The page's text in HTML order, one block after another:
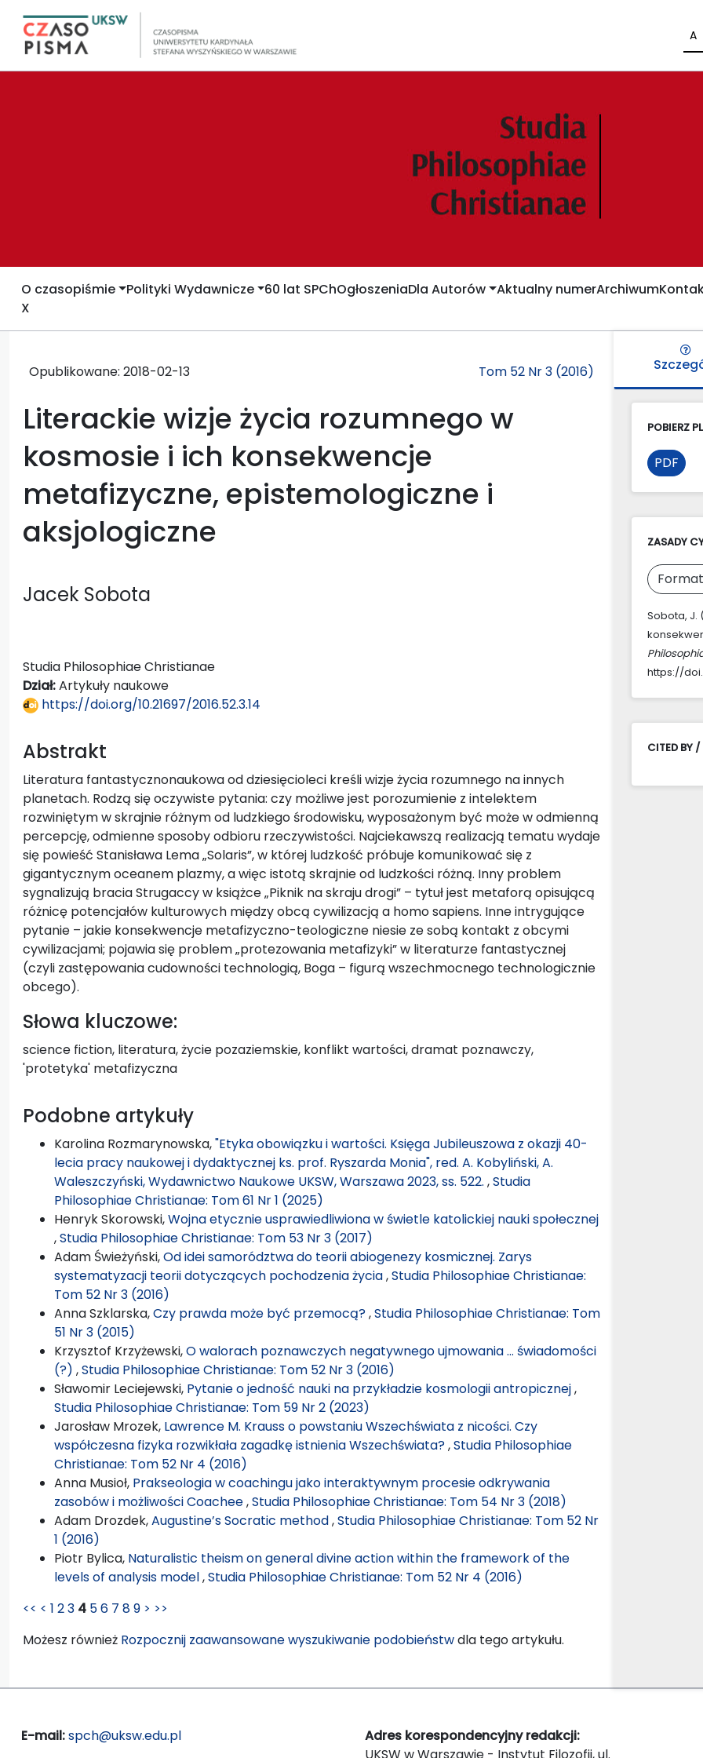
A
O czasopiśmie Polityki Wydawnicze 60 lat SPChOgłoszeniaDla Autorów Aktualny numerArchiwum
X
Opublikowane: 2018-02-13 Tom 52 Nr 3 (2016)
Literackie wizje życia rozumnego w
kosmosie i ich konsekwencje
metafizyczne, epistemologiczne i
aksjologiczne
Jacek Sobota
Studia Philosophiae Christianae
Dział:Artykuły naukowe
https://doi.org/10.21697/2016.52.3.14
Abstrakt
Literatura fantastycznonaukowa od dziesięcioleci kreśli wizje życia rozumnego na innych
planetach. Rodzą się oczywiste pytania: czy możliwe jest porozumienie z intelektem
rozwiniętym w skrajnie różnym od ludzkiego środowisku, wyposażonym być może w odmienną
percepcję, odmienne sposoby odbioru rzeczywistości. Najciekawszą realizacją tematu wydaje
się powieść Stanisława Lema „Solaris”, w której ludzkość próbuje komunikować się z
gigantycznym oceanem plazmy, a więc istotą skrajnie od ludzkości różną. Inny problem
sygnalizują bracia Strugaccy w książce „Piknik na skraju drogi” – tytuł jest metaforą opisującą
różnicę potencjałów kulturowych między obcą cywilizacją a homo sapiens. Inne intrygujące
pytanie – jakie konsekwencje metafizyczno-teologiczne niesie ze sobą kontakt z obcymi
cywilizacjami; pojawia się problem „protezowania metafizyki” w literaturze fantastycznej
(czyli zastępowania cudowności technologią, Boga – figurą wszechmocnego technologicznie
obcego).
Słowa kluczowe:
science fiction, literatura, życie pozaziemskie, konflikt wartości, dramat poznawczy,
'protetyka' metafizyczna
Podobne artykuły
Karolina Rozmarynowska,"Etyka obowiązku i wartości. Księga Jubileuszowa z okazji 40-
lecia pracy naukowej i dydaktycznej ks. prof. Ryszarda Monia", red. A. Kobyliński, A.
Waleszczyński, Wydawnictwo Naukowe UKSW, Warszawa 2023, ss. 522. ,Studia
Philosophiae Christianae: Tom 61 Nr 1 (2025)
Henryk Skorowski,Wojna etycznie usprawiedliwiona w świetle katolickiej nauki społecznej
,Studia Philosophiae Christianae: Tom 53 Nr 3 (2017)
Adam Świeżyński,Od idei samorództwa do teorii abiogenezy kosmicznej. Zarys
systematyzacji teorii dotyczących pochodzenia życia,Studia Philosophiae Christianae:
Tom 52 Nr 3 (2016)
Anna Szklarska,Czy prawda może być przemocą?,Studia Philosophiae Christianae: Tom
51 Nr 3 (2015)
Krzysztof Krzyżewski,O walorach poznawczych negatywnego ujmowania … świadomości
(?) ,Studia Philosophiae Christianae: Tom 52 Nr 3 (2016)
Sławomir Leciejewski, Pytanie o jedność nauki na przykładzie kosmologii antropicznej,
Studia Philosophiae Christianae: Tom 59 Nr 2 (2023)
Jarosław Mrozek, Lawrence M. Krauss o powstaniu Wszechświata z nicości. Czy
współczesna fizyka rozwikłała zagadkę istnienia Wszechświata?,Studia Philosophiae
Christianae: Tom 52 Nr 4 (2016)
Anna Musioł, Prakseologia w coachingu jako interaktywnym procesie odkrywania
zasobów i możliwości Coachee,Studia Philosophiae Christianae: Tom 54 Nr 3 (2018)
Adam Drozdek,Augustine’s Socratic method,Studia Philosophiae Christianae: Tom 52 Nr
1 (2016)
Piotr Bylica, Naturalistic theism on general divine action within the framework of the
levels of analysis model,Studia Philosophiae Christianae: Tom 52 Nr 4 (2016)
<< < 1 23 4 56 7 89 > >>
Możesz również Rozpocznij zaawansowane wyszukiwanie podobieństwdla tego artykułu.
POBIERZ
PDF
ZASADY
Sobota, J.
https://
CITED BY /
E-mail:spch@uksw.edu.pl
Adres korespondencyjny redakcji: